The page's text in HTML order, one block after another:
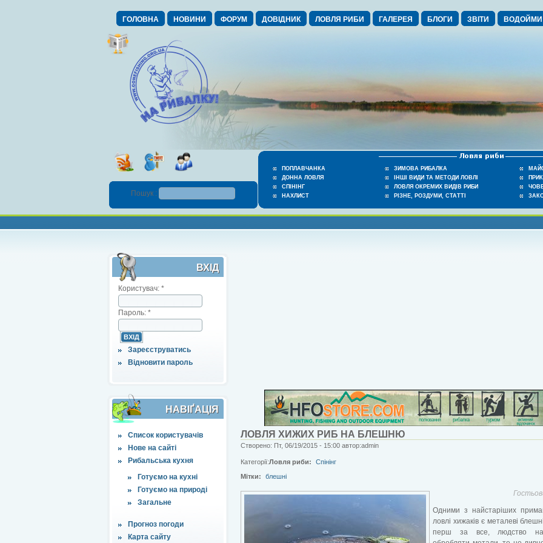
ГОЛОВНА НОВИНИ ФОРУМ ДОВІДНИК ЛОВЛЯ РИБИ ГАЛЕРЕЯ БЛОГИ ЗВІТИ ВОДОЙМИ
ПОПЛАВЧАНКА
ДОННА ЛОВЛЯ
СПІНІНГ
НАХЛИСТ
ЗИМОВА РИБАЛКА
ІНШІ ВИДИ ТА МЕТОДИ ЛОВЛІ
ЛОВЛЯ ОКРЕМИХ ВИДІВ РИБИ
РІЗНЕ, РОЗДУМИ, СТАТТІ
Пошук :
ВХІД
Користувач: *
Пароль: *
Зареєструватись
Відновити пароль
НАВІҐАЦІЯ
Список користувачів
Нове на сайті
Рибальська кухня
Готуємо на кухні
Готуємо на природі
Загальне
Прогноз погоди
Карта сайту
ЛОВЛЯ ХИЖИХ РИБ НА БЛЕШНЮ
Створено: Пт, 06/19/2015 - 15:00 автор:admin
Категорії:Ловля риби:
Спінінг
Мітки:
блешні
Одними з найстаріших
ловлі хижаків є металеві
перш за все, людство